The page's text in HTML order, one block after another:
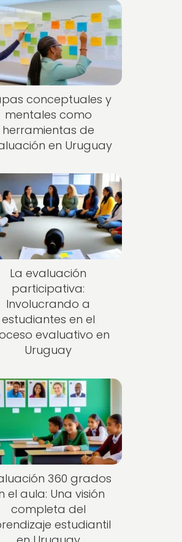
conceptuales y
mentales como
herramientas de
en Uruguay
La evaluación
participativa:
Involucrando a
estudiantes en el
evaluativo en
Uruguay
360 grados
el aula: Una visión
completa del
estudiantil